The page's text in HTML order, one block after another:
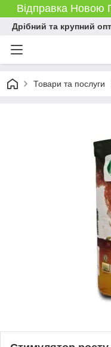
Відправка Новою
Дрібний та крупний
Товари та послуги